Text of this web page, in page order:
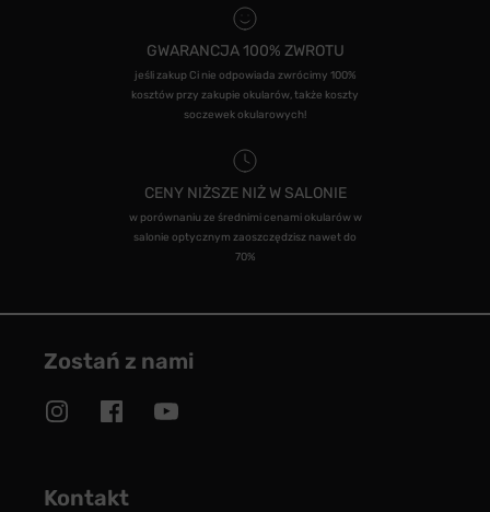
GWARANCJA 100% ZWROTU
jeśli zakup Ci nie odpowiada zwrócimy 100%
kosztów przy zakupie okularów, także koszty
soczewek okularowych!
CENY NIŻSZE NIŻ W SALONIE
w porównaniu ze średnimi cenami okularów w
salonie optycznym zaoszczędzisz nawet do
70%
Zostań z nami
Kontakt